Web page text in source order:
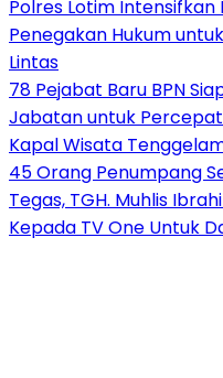
Polres Lotim Intensifkan
Penegakan Hukum
Lintas
78 Pejabat Baru BPN
Jabatan untuk Percepat
Kapal Wisata
45 Orang Penumpang
Tegas, TGH. Muhlis
Kepada TV One Untuk